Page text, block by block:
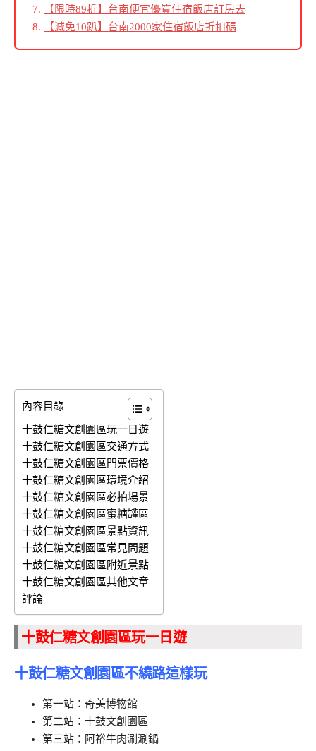
【限時89折】台南便宜優質住宿飯店訂房去
【減免10趴】台南2000家住宿飯店折扣碼
內容目錄
十鼓仁糖文創園區玩一日遊
十鼓仁糖文創園區交通方式
十鼓仁糖文創園區門票價格
十鼓仁糖文創園區環境介紹
十鼓仁糖文創園區必拍場景
十鼓仁糖文創園區蜜糖罐區
十鼓仁糖文創園區景點資訊
十鼓仁糖文創園區常見問題
十鼓仁糖文創園區附近景點
十鼓仁糖文創園區其他文章
評論
十鼓仁糖文創園區玩一日遊
十鼓仁糖文創園區不繞路這樣玩
第一站：奇美博物館
第二站：十鼓文創園區
第三站：阿裕牛肉涮涮鍋